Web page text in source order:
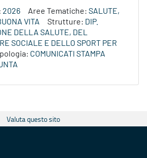
2026 Aree Tematiche: SALUTE,
VITA
Strutture: DIP.
DELLA SALUTE, DEL
SOCIALE E DELLO SPORT PER
COMUNICATI STAMPA
Valuta questo sito